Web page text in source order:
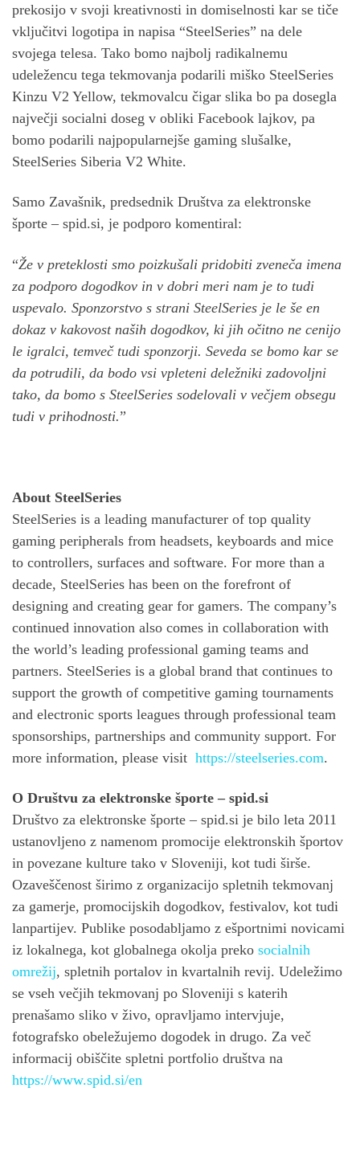
prekosijo v svoji kreativnosti in domiselnosti kar se tiče
vključitvi logotipa in napisa “SteelSeries” na dele
svojega telesa. Tako bomo najbolj radikalnemu
udeležencu tega tekmovanja podarili miško SteelSeries
Kinzu V2 Yellow, tekmovalcu čigar slika bo pa dosegla
največji socialni doseg v obliki Facebook lajkov, pa
bomo podarili najpopularnejše gaming slušalke,
SteelSeries Siberia V2 White.
Samo Zavašnik, predsednik Društva za elektronske
športe – spid.si, je podporo komentiral:
“Že v preteklosti smo poizkušali pridobiti zveneča imena
za podporo dogodkov in v dobri meri nam je to tudi
uspevalo. Sponzorstvo s strani SteelSeries je le še en
dokaz v kakovost naših dogodkov, ki jih očitno ne cenijo
le igralci, temveč tudi sponzorji. Seveda se bomo kar se
da potrudili, da bodo vsi vpleteni deležniki zadovoljni
tako, da bomo s SteelSeries sodelovali v večjem obsegu
tudi v prihodnosti.”
About SteelSeries
SteelSeries is a leading manufacturer of top quality
gaming peripherals from headsets, keyboards and mice
to controllers, surfaces and software. For more than a
decade, SteelSeries has been on the forefront of
designing and creating gear for gamers. The company’s
continued innovation also comes in collaboration with
the world’s leading professional gaming teams and
partners. SteelSeries is a global brand that continues to
support the growth of competitive gaming tournaments
and electronic sports leagues through professional team
sponsorships, partnerships and community support. For
more information, please visit https://steelseries.com.
O Društvu za elektronske športe – spid.si
Društvo za elektronske športe – spid.si je bilo leta 2011
ustanovljeno z namenom promocije elektronskih športov
in povezane kulture tako v Sloveniji, kot tudi širše.
Ozaveščenost širimo z organizacijo spletnih tekmovanj
za gamerje, promocijskih dogodkov, festivalov, kot tudi
lanpartijev. Publike posodabljamo z ešportnimi novicami
iz lokalnega, kot globalnega okolja preko socialnih
omrežij, spletnih portalov in kvartalnih revij. Udeležimo
se vseh večjih tekmovanj po Sloveniji s katerih
prenašamo sliko v živo, opravljamo intervjuje,
fotografsko obeležujemo dogodek in drugo. Za več
informacij obiščite spletni portfolio društva na
https://www.spid.si/en